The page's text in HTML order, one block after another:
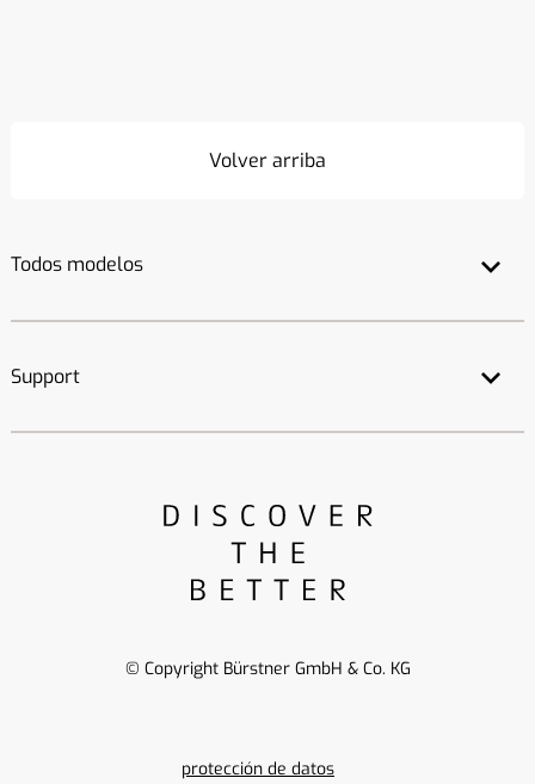
Volver arriba
Todos modelos
Support
protección de datos
© Copyright Bürstner GmbH & Co. KG